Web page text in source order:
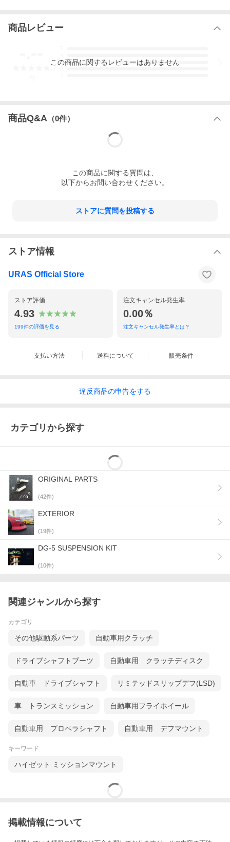
商品レビュー
3
この商品に関するレビューはありません
商品Q&A （0件）
この商品に関する質問は、
以下からお問い合わせください。
ストアに質問を投稿する
ストア情報
URAS Official Store
ストア評価
4.93
199件の評価を見る
注文キャンセル発生率
0.00％
注文キャンセル発生率とは？
支払い方法 送料について 販売条件
違反商品の申告をする
カテゴリから探す
ORIGINAL PARTS
(42件)
EXTERIOR
(19件)
DG-5 SUSPENSION KIT
(10件)
関連ジャンルから探す
カテゴリ
その他駆動系パーツ 自動車用クラッチ
ドライブシャフトブーツ 自動車用 クラッチディスク
自動車 ドライブシャフト リミテッドスリップデフ(LSD)
車 トランスミッション 自動車用フライホイール
自動車用 プロペラシャフト 自動車用 デフマウント
キーワード
ハイゼット ミッションマウント
掲載情報について